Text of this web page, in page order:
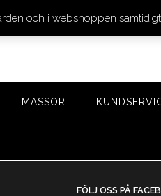
MÄSSOR
FÖLJ OSS PÅ
och i webshoppen